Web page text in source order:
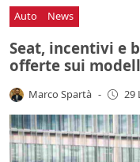
Auto News
Seat, incentivi e
offerte sui
Marco Spartà - 29